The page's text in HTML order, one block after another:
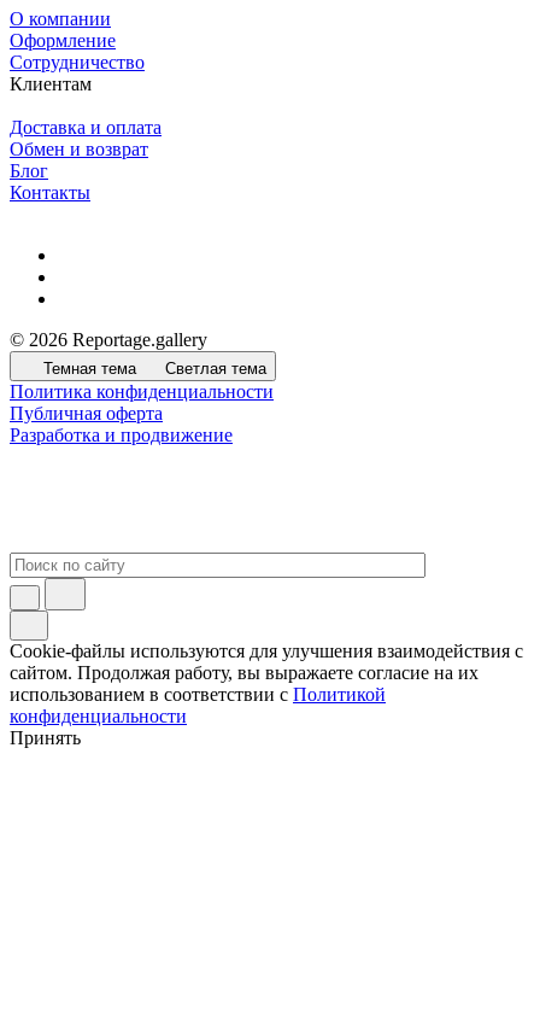
О компании
Оформление
Сотрудничество
Клиентам
Доставка и оплата
Обмен и возврат
Блог
Контакты
© 2026 Reportage.gallery
Темная тема Светлая тема
Политика конфиденциальности
Публичная оферта
Разработка и продвижение
Cookie-файлы используются для улучшения взаимодействия с
сайтом. Продолжая работу, вы выражаете согласие на их
использованием в соответствии с Политикой
конфиденциальности
Принять